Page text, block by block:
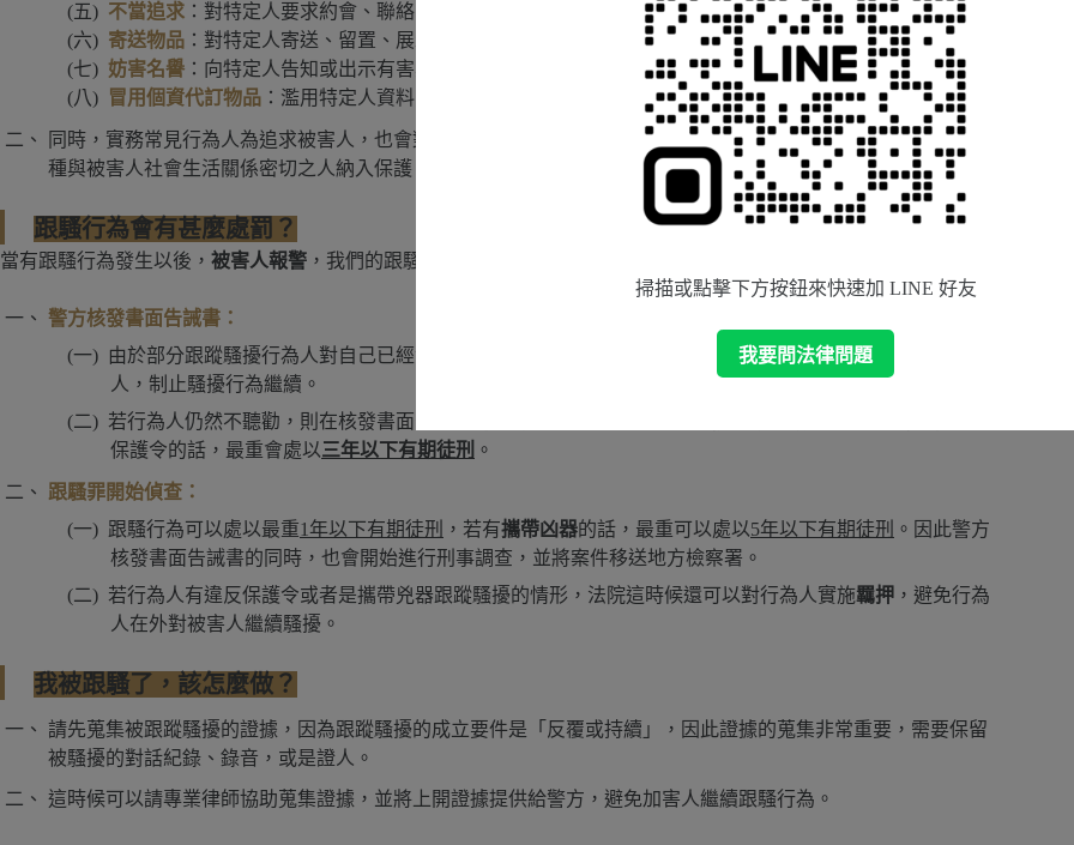
不當追求 ：對特定人要求約會、聯絡或為其他追求行為。
寄送物品 ：對特定人寄送、留置、展示或播送文字、圖畫、聲音、影像或其他物品。
妨害名譽 ：向特定人告知或出示有害其名譽之訊息或物品。
冒用個資代訂物品 ：濫用特定人資料或未經其同意，訂購貨品或服務。
同時，實務常見行為人為追求被害人，也會對被害人的 配偶、父母、小孩、同居親屬進行騷擾，為因此也有將此
種與被害人社會生活關係密切之人納入保護，若
對這些人為騷擾行為，也算是本法規定的跟騷行為。
跟騷行為會有甚麼處罰？
當有跟騷行為發生以後， 被害人報警 ，我們的跟騷制度會開始兩個程序：
警方核發書面告誡書：
由於部分跟蹤騷擾行為人對自己已經實際影響他人的作為欠缺自覺，因此會先由警方核發告誡書給行為
人，制止騷擾行為繼續。
若行為人仍然不聽勸，則在核發書面告誡書的
保護令的話，最重會處以三年以下有期徒刑 。
跟騷罪開始偵查：
跟騷行為可以處以最重1年以下有期徒刑 ，若有攜帶凶器的話，最重可以處以5年以下有期徒刑 。因此警方
核發書面告誡書的同時，也會開始進行刑事調查，並將案件移送地方檢察署。
若行為人有違反保護令或者是攜帶兇器跟蹤騷擾的情形，法院這時候還可以對行為人實施羈押 ，避免行為
人在外對被害人繼續騷擾。
我被跟騷了，該怎麼做？
請先蒐集被跟蹤騷擾的證據，因為跟蹤騷擾的成立要件是「反覆或持續」，因此證據的蒐集非常重要，需要保留
被騷擾的對話紀錄、錄音，或是證人。
這時候可以請專業律師協助蒐集證據，並將上開證據提供給警方，避免加害人繼續跟騷行為。
掃描或點擊下方按鈕來快速加 LINE 好友
我要問法律問題